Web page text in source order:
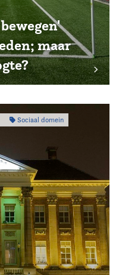
maar
Sociaal domein